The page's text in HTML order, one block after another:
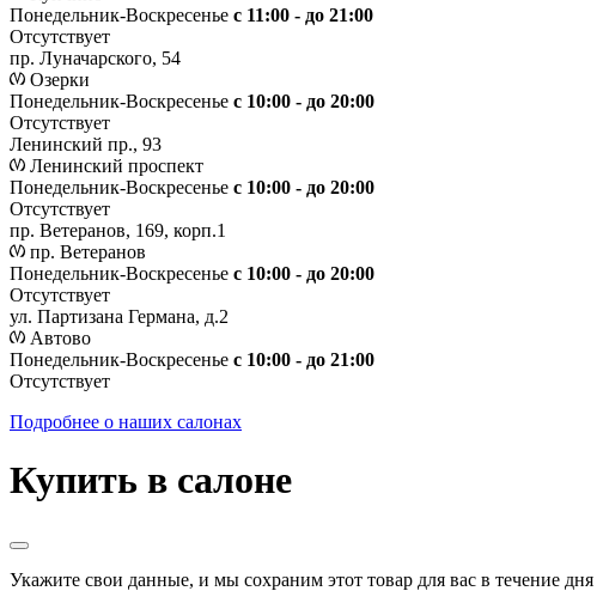
Понедельник-Воскресенье с 11:00 - до 21:00
Отсутствует
пр. Луначарского, 54
Озерки
Понедельник-Воскресенье с 10:00 - до 20:00
Отсутствует
Ленинский пр., 93
Ленинский проспект
Понедельник-Воскресенье с 10:00 - до 20:00
Отсутствует
пр. Ветеранов, 169, корп.1
пр. Ветеранов
Понедельник-Воскресенье с 10:00 - до 20:00
Отсутствует
ул. Партизана Германа, д.2
Автово
Понедельник-Воскресенье с 10:00 - до 21:00
Отсутствует
Подробнее о наших салонах
Купить в салоне
Укажите свои данные, и мы сохраним этот товар для вас в течение дня